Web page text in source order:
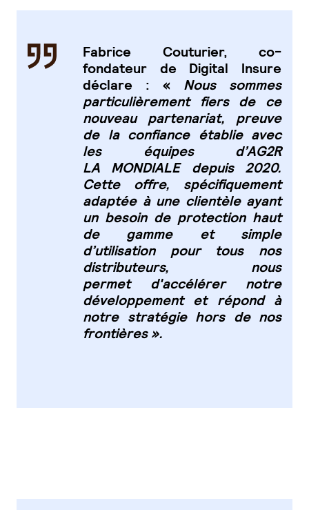
Fabrice Couturier, co-
fondateur de Digital Insure
déclare : « Nous sommes
particulièrement fiers de ce
nouveau partenariat, preuve
de la confiance établie avec
les équipes d’AG2R
LA MONDIALE depuis 2020.
Cette offre, spécifiquement
adaptée à une clientèle ayant
un besoin de protection haut
de gamme et simple
d’utilisation pour tous nos
distributeurs, nous
permet d'accélérer notre
développement et répond à
notre stratégie hors de nos
frontières ».